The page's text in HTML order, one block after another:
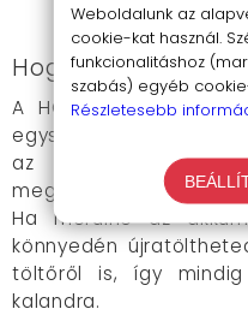
ráadásul mobil
Hogyan használd?
A HC-260
egyszerűen
az akasztó
megfelelő világítási
Ha merülne az
könnyedén
töltőről is, így
kalandra.
Weboldalunk az
cookie-kat használ.
funkcionalitáshoz
szabás) egyéb
Részletesebb